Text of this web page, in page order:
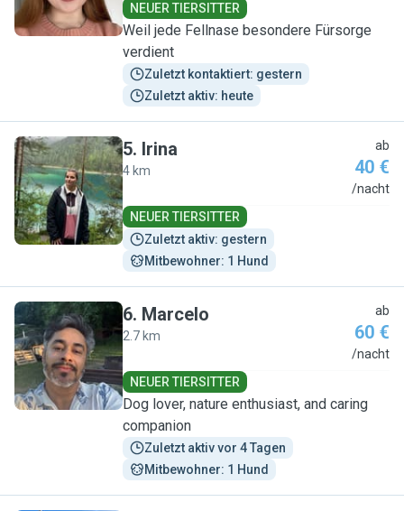
NEUER TIERSITTER
Weil jede Fellnase besondere Fürsorge
verdient
Zuletzt kontaktiert: gestern
Zuletzt aktiv: heute
I
5. Irina
4 km
ab
40 €
/nacht
NEUER TIERSITTER
Zuletzt aktiv: gestern
Mitbewohner: 1 Hund
M
6. Marcelo
2.7 km
ab
60 €
/nacht
NEUER TIERSITTER
Dog lover, nature enthusiast, and caring
companion
Zuletzt aktiv vor 4 Tagen
Mitbewohner: 1 Hund